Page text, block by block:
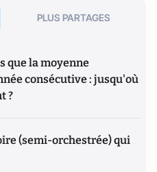
PLUS PARTAGES
que la moyenne
consécutive : jusqu'où
?
(semi-orchestrée) qui